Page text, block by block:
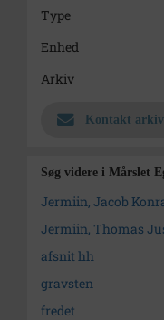
Type
Enhed
Arkiv
Kontakt
Søg videre i Mårslet
Jermiin, Jacob
Jermiin, Thomas
afsnit hh
gravsten
fredet